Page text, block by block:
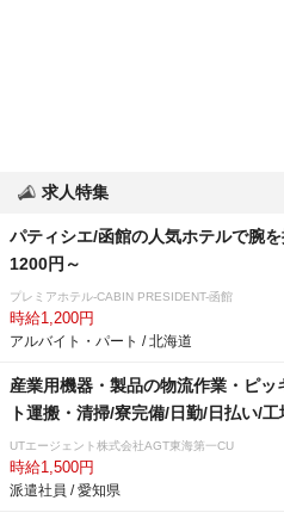
求人特集
パティシエ/函館の人気ホテルで腕
1200円～
プレミアホテル-CABIN PRESIDENT-函館
時給1,200円
アルバイト・パート / 北海道
産業用機器・製品の物流作業・ピ
ト運搬・清掃/寮完備/日勤/日払い/
UTエージェント株式会社AGT東海第一CU
時給1,500円
派遣社員 / 愛知県